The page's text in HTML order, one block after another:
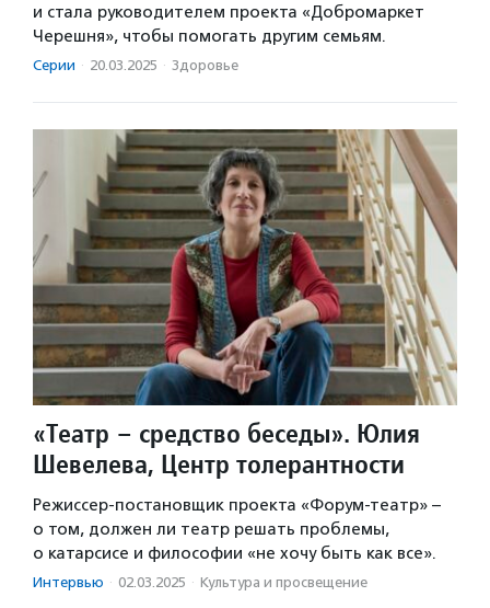
и стала руководителем проекта «Добромаркет
Черешня», чтобы помогать другим семьям.
Серии · 20.03.2025 · Здоровье
«Театр – средство беседы». Юлия
Шевелева, Центр толерантности
Режиссер-постановщик проекта «Форум-театр» –
о том, должен ли театр решать проблемы,
о катарсисе и философии «не хочу быть как все».
Интервью · 02.03.2025 · Культура и просвещение